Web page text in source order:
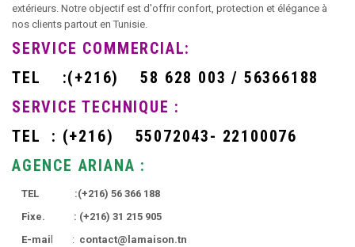
extérieurs. Notre objectif est d'offrir confort, protection et élégance à
nos clients partout en Tunisie.
SERVICE COMMERCIAL:
TEL
:(+216)
58 628 003 / 56366188
SERVICE TECHNIQUE :
TEL : (+216)
55072043- 22100076
AGENCE ARIANA :
TEL :(+216) 56 366 188
Fixe. : (+216) 31 215 905
E-mai l : contact@lamaison.tn